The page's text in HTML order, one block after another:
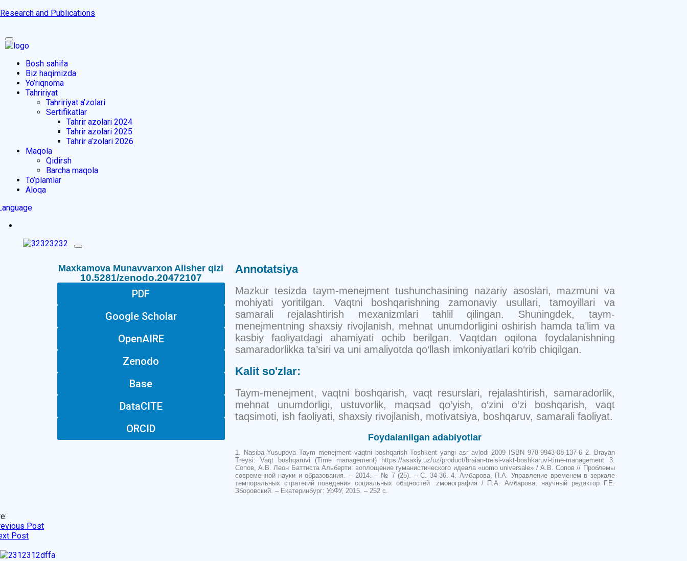
Research and Publications
Bosh sahifa
Biz haqimizda
Yo’riqnoma
Tahririyat
Tahririyat a’zolari
Sertifikatlar
Tahrir azolari 2024
Tahrir azolari 2025
Tahrir a’zolari 2026
Maqola
Qidirsh
Barcha maqola
To’plamlar
Aloqa
Maxkamova Munavvarxon Alisher qizi
10.5281/zenodo.20472107
PDF
Google Scholar
OpenAIRE
Zenodo
Base
DataCITE
ORCID
Annotatsiya
Mazkur tesizda taym-menejment tushunchasining nazariy asoslari, mazmuni va
mohiyati yoritilgan. Vaqtni boshqarishning zamonaviy usullari, tamoyillari va
samarali rejalashtirish mexanizmlari tahlil qilingan. Shuningdek, taym-
menejmentning shaxsiy rivojlanish, mehnat unumdorligini oshirish hamda ta’lim va
kasbiy faoliyatdagi ahamiyati ochib berilgan. Vaqtdan oqilona foydalanishning
samaradorlikka ta’siri va uni amaliyotda qo‘llash imkoniyatlari ko‘rib chiqilgan.
Kalit so'zlar:
Taym-menejment, vaqtni boshqarish, vaqt resurslari, rejalashtirish, samaradorlik,
mehnat unumdorligi, ustuvorlik, maqsad qo‘yish, o‘zini o‘zi boshqarish, vaqt
taqsimoti, ish faoliyati, shaxsiy rivojlanish, motivatsiya, boshqaruv, samarali faoliyat.
Foydalanilgan adabiyotlar
1. Nasiba Yusupova Taym menejment vaqtni boshqarish Toshkent yangi asr avlodi 2009 ISBN 978-9943-08-137-6 2. Brayan
Treysi: Vaqt boshqaruvi (Time management) https://asaxiy.uz/uz/product/braian-treisi-vakt-boshkaruvi-time-management 3.
Сопов, А.В. Леон Баттиста Альберти: воплощение гуманистического идеала «uomo universale» / А.В. Сопов // Проблемы
современной науки и образования. – 2014. – № 7 (25). – С. 34-36. 4. Амбарова, П.А. Управление временем в зеркале
темпоральных стратегий поведения социальных общностей :zмонография / П.А. Амбарова; научный редактор Г.Е.
Зборовский. – Екатеринбург: УрФУ, 2015. – 252 с.
Post
Post